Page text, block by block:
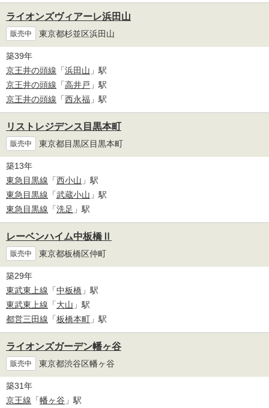
ライオンズヴィアーレ浜田山
販売中 東京都杉並区浜田山
築39年
京王井の頭線 「浜田山 」駅
京王井の頭線 「高井戸 」駅
京王井の頭線 「西永福 」駅
リストレジデンス目黒本町
販売中 東京都目黒区目黒本町
築13年
東急目黒線 「西小山 」駅
東急目黒線 「武蔵小山 」駅
東急目黒線 「洗足 」駅
レーベンハイム中板橋Ⅱ
販売中 東京都板橋区仲町
築29年
東武東上線 「中板橋 」駅
東武東上線 「大山 」駅
都営三田線 「板橋本町 」駅
ライオンズガーデン幡ヶ谷
販売中 東京都渋谷区幡ヶ谷
築31年
京王線 「幡ヶ谷 」駅